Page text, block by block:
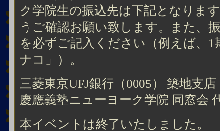
ク学院生の振込先は下記となりま
うご確認お願い致します。また、
を必ずご記入ください（例えば、
ナコ」）。
三菱東京UFJ銀行（0005） 築地支
慶應義塾ニューヨーク学院 同窓会
本イベントは終了いたしました。